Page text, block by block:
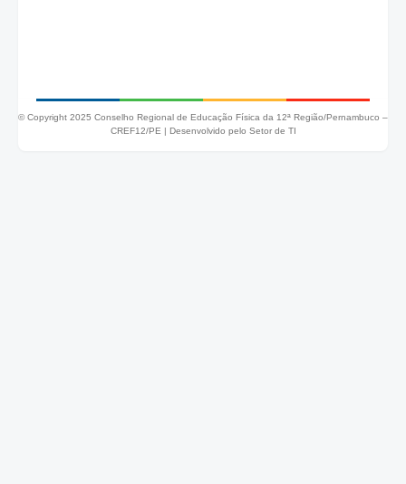
© Copyright 2025 Conselho Regional de Educação Física da 12ª Região/Pernambuco –
CREF12/PE | Desenvolvido pelo Setor de TI